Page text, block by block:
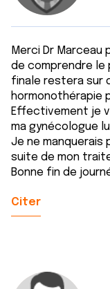
Merci Dr Marceau
de comprendre le
finale restera sur
hormonothérapie
Effectivement je
ma gynécologue
Je ne manquerais
suite de mon
Bonne fin de
Citer